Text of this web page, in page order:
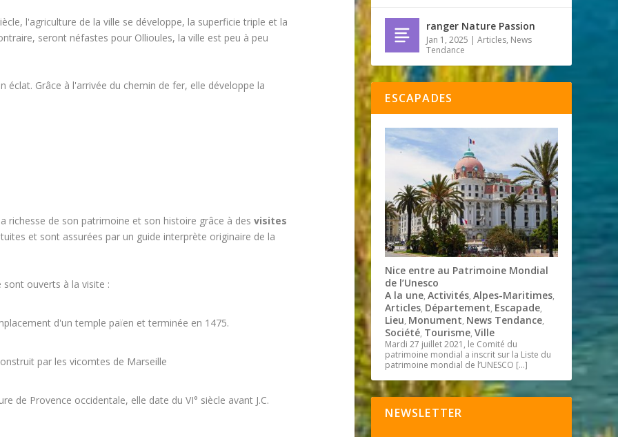
l'agriculture de la ville se développe, la superficie triple et la
seront néfastes pour Ollioules, la ville est peu à peu
éclat. Grâce à l'arrivée du chemin de fer, elle développe la
richesse de son patrimoine et son histoire grâce à des visites
et sont assurées par un guide interprète originaire de la
ouverts à la visite :
d'un temple païen et terminée en 1475.
par les vicomtes de Marseille
de Provence occidentale, elle date du VI° siècle avant J.C.
ranger Nature Passion
Jan 1, 2025 |Articles, News
Tendance
ESCAPADES
Nice entre au Patrimoine Mondial
de l’Unesco
A la une,Activités,Alpes-Maritimes,
Articles, Département, Escapade,
Lieu, Monument, News Tendance,
Société, Tourisme,Ville
Mardi 27 juillet 2021, le Comité du
patrimoine mondial a inscrit sur la Liste du
patrimoine mondial de l’UNESCO […]
NEWSLETTER